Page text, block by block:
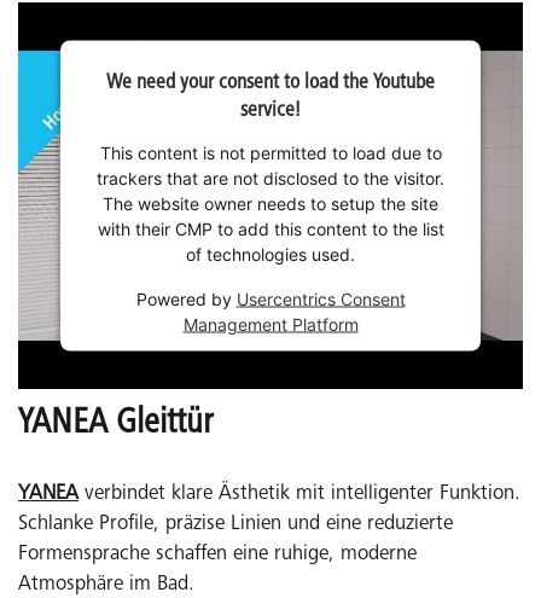
YANEA Gleittür
YANEAverbindet klare Ästhetik mit intelligenter Funktion.
Schlanke Profile, präzise Linien und eine reduzierte
Formensprache schaffen eine ruhige, moderne
Atmosphäre im Bad.
We need your consent to load the Youtube
service!
This content is not permitted to load due to
trackers that are not disclosed to the visitor.
The website owner needs to setup the site
with their CMP to add this content to the list
of technologies used.
Powered by Usercentrics Consent
Management Platform